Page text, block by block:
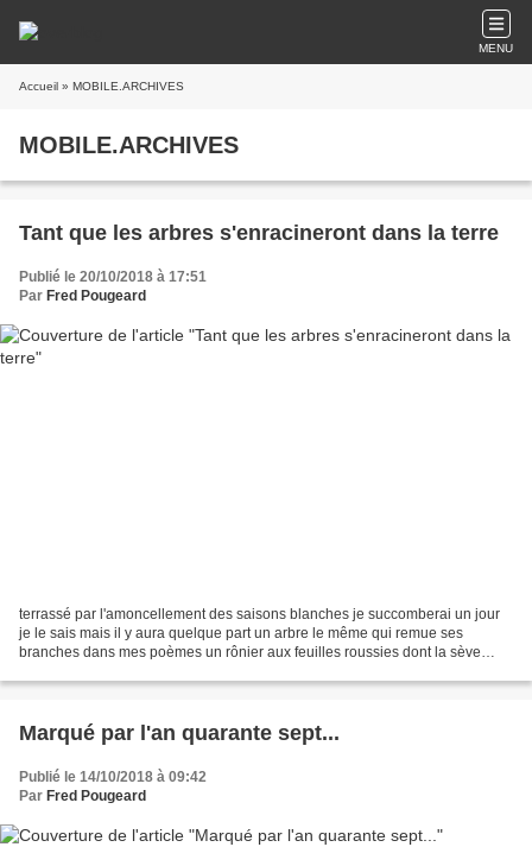
MENU
Accueil » MOBILE.ARCHIVES
MOBILE.ARCHIVES
Tant que les arbres s'enracineront dans la terre
Publié le 20/10/2018 à 17:51
Par Fred Pougeard
terrassé par l'amoncellement des saisons blanches je succomberai un jour
je le sais mais il y aura quelque part un arbre le même qui remue ses
branches dans mes poèmes un rônier aux feuilles roussies dont la sève
Marqué par l'an quarante sept...
Publié le 14/10/2018 à 09:42
Par Fred Pougeard